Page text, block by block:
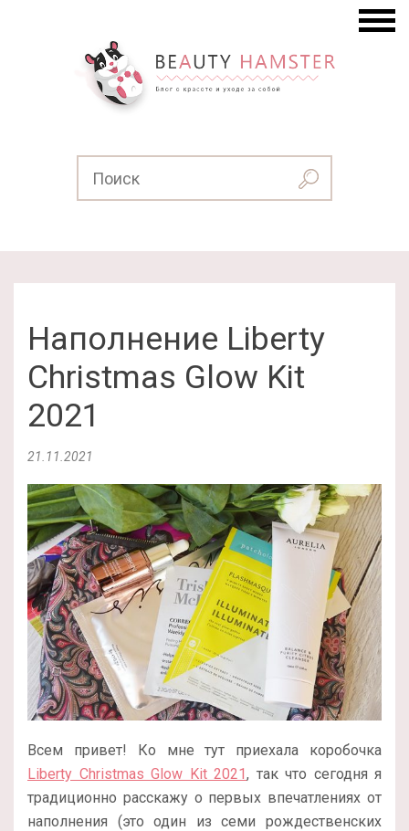
Наполнение Liberty
Christmas Glow Kit
2021
21.11.2021
Всем привет! Ко мне тут приехала коробочка
Liberty Christmas Glow Kit 2021, так что сегодня я
традиционно расскажу о первых впечатлениях от
наполнения (это один из семи рождественских